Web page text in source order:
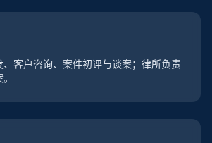
客户咨询、案件初评与谈案；律所负责